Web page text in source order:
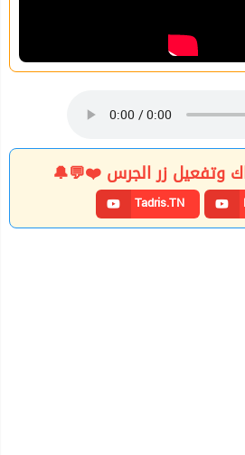
وتفعيل زر الجرس ❤️💬🔔
Tadris.TN